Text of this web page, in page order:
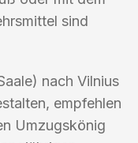
sind
nach Vilnius
empfehlen
Umzugskönig